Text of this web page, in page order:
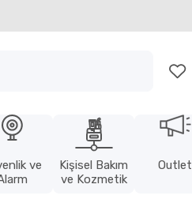
ve
Kişisel Bakım
ve Kozmetik
Outlet